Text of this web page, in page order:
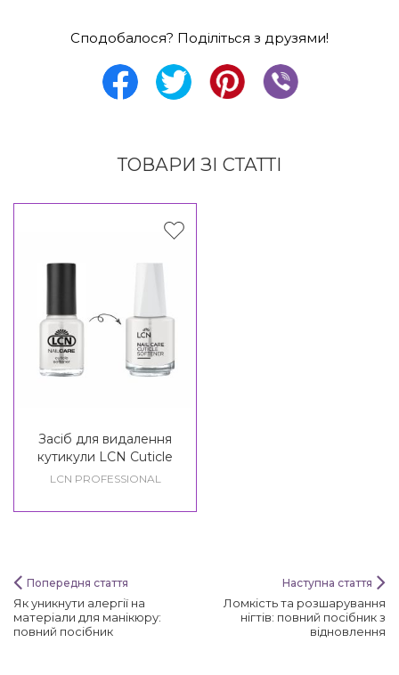
Сподобалося? Поділіться з друзями!
ТОВАРИ ЗІ СТАТТІ
Засіб для видалення
кутикули LCN Cuticle
Softener
LCN PROFESSIONAL
Попередня стаття
Як уникнути алергії на
матеріали для манікюру:
повний посібник
Наступна стаття
Ломкість та розшарування
нігтів: повний посібник з
відновлення